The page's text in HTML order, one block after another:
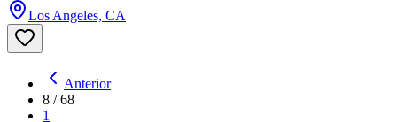
Los Angeles, CA
Anterior
8 /68
1